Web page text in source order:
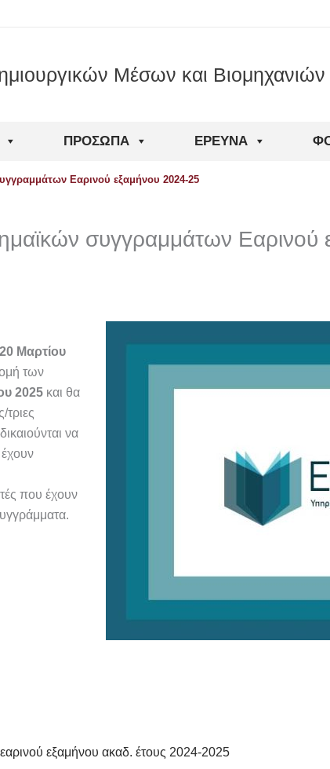
Μέσων και Βιομηχανιών
ΠΡΌΣΩΠΑ ΈΡΕΥΝΑ
Εαρινού εξαμήνου 2024-25
συγγραμμάτων Εαρινού
Μαρτίου
των
2025 και θα
τριες
να
που έχουν
εξαμήνου ακαδ. έτους 2024-2025